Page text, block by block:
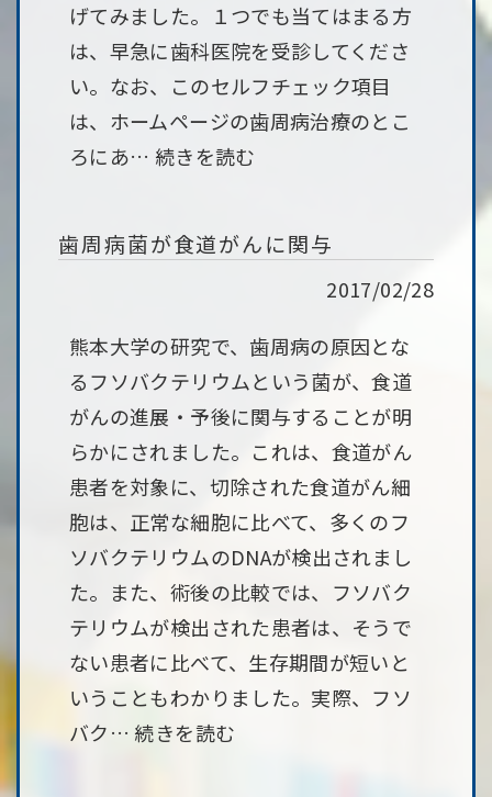
げてみました。１つでも当てはまる方
は、早急に歯科医院を受診してくださ
い。なお、このセルフチェック項目
は、ホームページの歯周病治療のとこ
ろにあ… 続きを読む
歯周病菌が食道がんに関与
2017/02/28
熊本大学の研究で、歯周病の原因とな
るフソバクテリウムという菌が、食道
がんの進展・予後に関与することが明
らかにされました。これは、食道がん
患者を対象に、切除された食道がん細
胞は、正常な細胞に比べて、多くのフ
ソバクテリウムのDNAが検出されまし
た。また、術後の比較では、フソバク
テリウムが検出された患者は、そうで
ない患者に比べて、生存期間が短いと
いうこともわかりました。実際、フソ
バク… 続きを読む